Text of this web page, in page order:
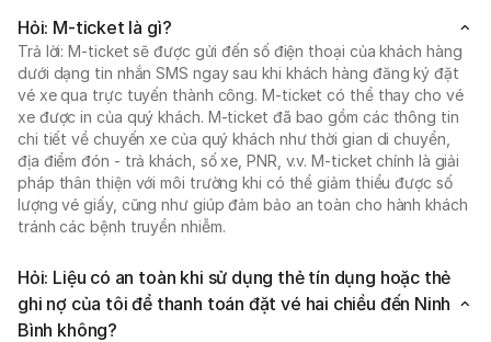
Hỏi: M-ticket là gì?
Trả lời: M-ticket sẽ được gửi đến số điện thoại của khách hàng
dưới dạng tin nhắn SMS ngay sau khi khách hàng đăng ký đặt
vé xe qua trực tuyến thành công. M-ticket có thể thay cho vé
xe được in của quý khách. M-ticket đã bao gồm các thông tin
chi tiết về chuyến xe của quý khách như thời gian di chuyển,
địa điểm đón - trả khách, số xe, PNR, v.v. M-ticket chính là giải
pháp thân thiện với môi trường khi có thể giảm thiểu được số
lượng vé giấy, cũng như giúp đảm bảo an toàn cho hành khách
tránh các bệnh truyền nhiễm.
Hỏi: Liệu có an toàn khi sử dụng thẻ tín dụng hoặc thẻ
ghi nợ của tôi để thanh toán đặt vé hai chiều đến Ninh
Bình không?